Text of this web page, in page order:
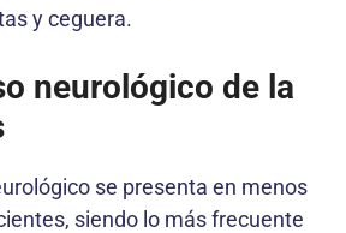
y ceguera.
neurológico de la
se presenta en menos
siendo lo más frecuente